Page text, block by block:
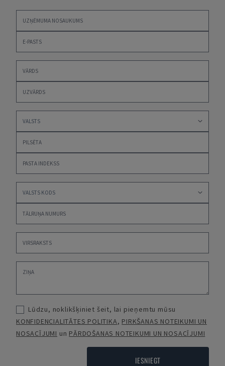
Lūdzu, noklikšķiniet šeit, lai pieņemtu mūsu
KONFIDENCIALITĀTES POLITIKA, PIRKŠANAS NOTEIKUMI UN
NOSACĪJUMI un PĀRDOŠANAS NOTEIKUMI UN NOSACĪJUMI
IESNIEGT